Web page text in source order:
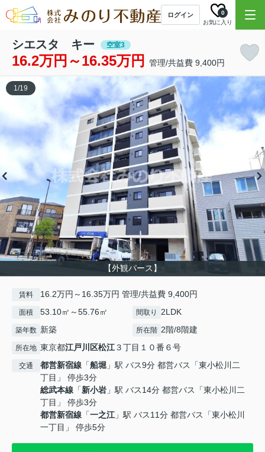
ログイン
お気に入り
0
シエスタ キー 空室3
16.2万円～16.35万円 管理/共益費 9,400円
【外観パース】
1/19
賃料 16.2万円～16.35万円 管理/共益費 9,400円
面積 53.10㎡～55.76㎡ 間取り 2LDK
築年数 新築 所在階 2階/8階建
所在地 東京都江戸川区松江３丁目１０番６号
交通 都営新宿線 「船堀 」駅 バス9分 都営バス「東小松川二
丁目」 停歩3分
総武本線 「新小岩 」駅 バス14分 都営バス「東小松川二
丁目」 停歩3分
都営新宿線 「一之江」駅 バス11分 都営バス「東小松川
一丁目」 停歩5分